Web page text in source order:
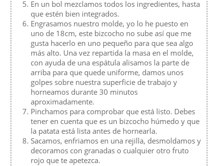
En un bol mezclamos todos los ingredientes, hasta
que estén bien integrados.
Engrasamos nuestro molde, yo lo he puesto en
uno de 18cm, este bizcocho no sube así que me
gusta hacerlo en uno pequeño para que sea algo
más alto. Una vez repartida la masa en el molde,
con ayuda de una espátula alisamos la parte de
arriba para que quede uniforme, damos unos
golpes sobre nuestra superficie de trabajo y
horneamos durante 30 minutos
aproximadamente.
Pinchamos para comprobar que está listo. Debes
tener en cuenta que es un bizcocho húmedo y que
la patata está lista antes de hornearla.
Sacamos, enfriamos en una rejilla, desmoldamos y
decoramos con granadas o cualquier otro fruto
rojo que te apetezca.